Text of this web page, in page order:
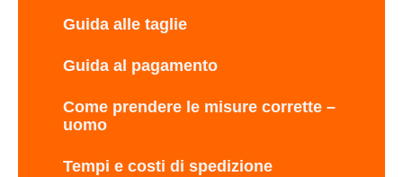
Guida alle taglie
Guida al pagamento
Come prendere le misure corrette –
uomo
Tempi e costi di spedizione